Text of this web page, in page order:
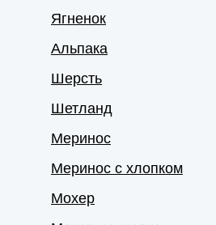
Ягненок
Альпака
Шерсть
Шетланд
Меринос
Меринос с хлопком
Мохер